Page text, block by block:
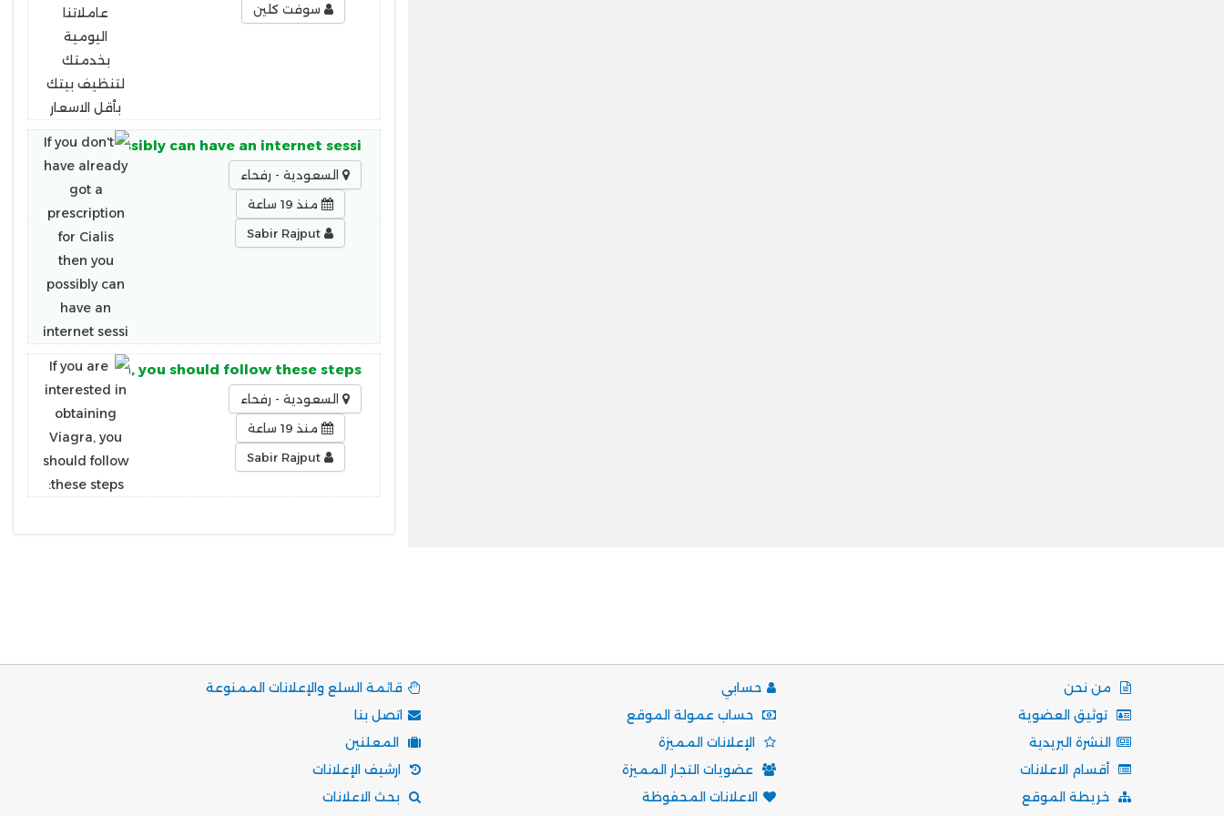
سوفت كلين
then you possibly can have an internet sessi
السعودية - رفحاء
منذ 19 ساعة
Viagra, you should follow these steps:
السعودية - رفحاء
منذ 19 ساعة
من نحن
توثيق العضوية
النشرة البريدية
أقسام الاعلانات
خريطة الموقع
حسابي
حساب عمولة الموقع
الإعلانات المميزة
عضويات التجار المميزة
الاعلانات المحفوظة
قائمة السلع والإعلانات الممنوعة
اتصل بنا
المعلنين
ارشيف الإعلانات
بحث الاعلانات